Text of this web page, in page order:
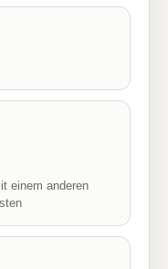
einem anderen